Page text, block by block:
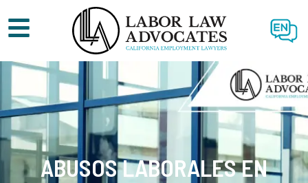
EN
ABUSOS LABORALES EN